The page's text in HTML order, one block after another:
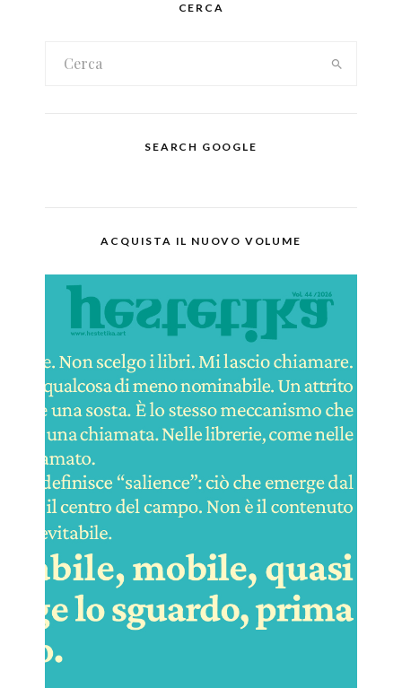
CERCA
SEARCH GOOGLE
ACQUISTA IL NUOVO VOLUME